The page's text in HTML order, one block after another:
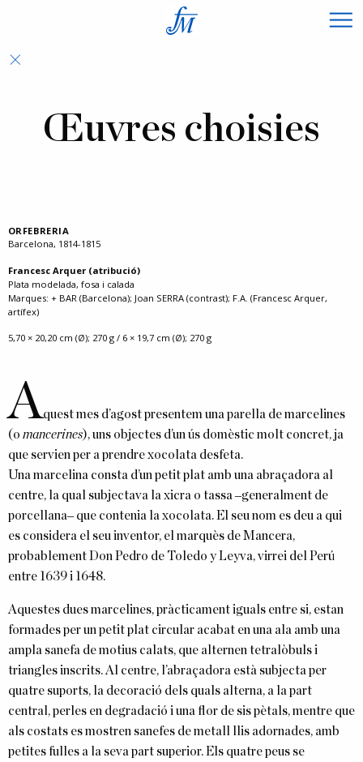
×
Œuvres choisies
ORFEBRERIA
Barcelona, 1814-1815
Francesc Arquer (atribució)
Plata modelada, fosa i calada
Marques: + BAR (Barcelona); Joan SERRA (contrast); F.A. (Francesc Arquer,
artífex)
5,70 × 20,20 cm (Ø); 270 g / 6 × 19,7 cm (Ø); 270 g
Aquest mes d’agost presentem una parella de marcelines
(o mancerines), uns objectes d’un ús domèstic molt concret, ja
que servien per a prendre xocolata desfeta.
Una marcelina consta d’un petit plat amb una abraçadora al
centre, la qual subjectava la xicra o tassa ‒generalment de
porcellana‒ que contenia la xocolata. El seu nom es deu a qui
es considera el seu inventor, el marquès de Mancera,
probablement Don Pedro de Toledo y Leyva, virrei del Perú
entre 1639 i 1648.
Aquestes dues marcelines, pràcticament iguals entre si, estan
formades per un petit plat circular acabat en una ala amb una
ampla sanefa de motius calats, que alternen tetralòbuls i
triangles inscrits. Al centre, l’abraçadora està subjecta per
quatre suports, la decoració dels quals alterna, a la part
central, perles en degradació i una flor de sis pètals, mentre que
als costats es mostren sanefes de metall llis adornades, amb
petites fulles a la seva part superior. Els quatre peus se